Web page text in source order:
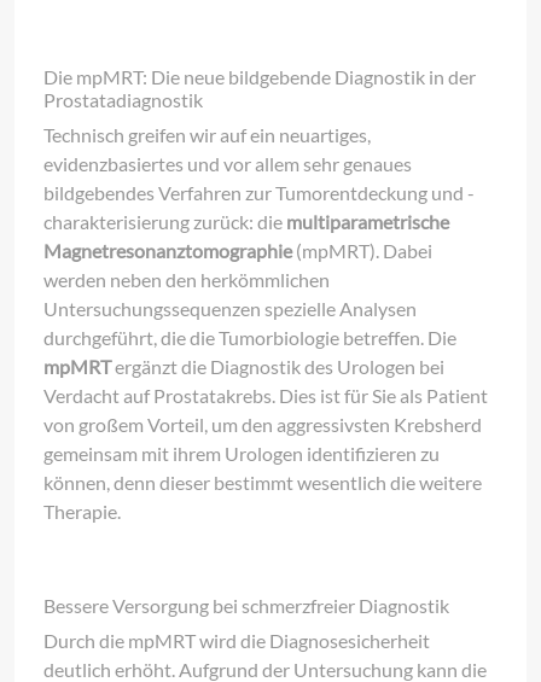
Die mpMRT: Die neue bildgebende Diagnostik in der
Prostatadiagnostik
Technisch greifen wir auf ein neuartiges,
evidenzbasiertes und vor allem sehr genaues
bildgebendes Verfahren zur Tumorentdeckung und -
charakterisierung zurück: die multiparametrische
Magnetresonanztomographie(mpMRT). Dabei
werden neben den herkömmlichen
Untersuchungssequenzen spezielle Analysen
durchgeführt, die die Tumorbiologie betreffen. Die
mpMRTergänzt die Diagnostik des Urologen bei
Verdacht auf Prostatakrebs. Dies ist für Sie als Patient
von großem Vorteil, um den aggressivsten Krebsherd
gemeinsam mit ihrem Urologen identifizieren zu
können, denn dieser bestimmt wesentlich die weitere
Therapie.
Bessere Versorgung bei schmerzfreier Diagnostik
Durch die mpMRT wird die Diagnosesicherheit
deutlich erhöht. Aufgrund der Untersuchung kann die